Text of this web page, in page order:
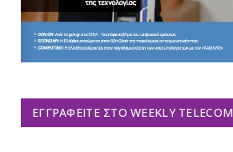
ΕΓΓΡΑΦΕΊΤΕ ΣΤΟ WEEKLY TELECOM